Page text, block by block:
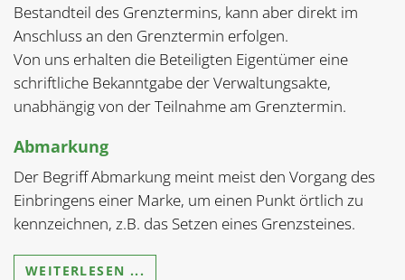
Bestandteil des Grenztermins, kann aber direkt im
Anschluss an den Grenztermin erfolgen.
Von uns erhalten die Beteiligten Eigentümer eine
schriftliche Bekanntgabe der Verwaltungsakte,
unabhängig von der Teilnahme am Grenztermin.
Abmarkung
Der Begriff Abmarkung meint meist den Vorgang des
Einbringens einer Marke, um einen Punkt örtlich zu
kennzeichnen, z.B. das Setzen eines Grenzsteines.
WEITERLESEN ...